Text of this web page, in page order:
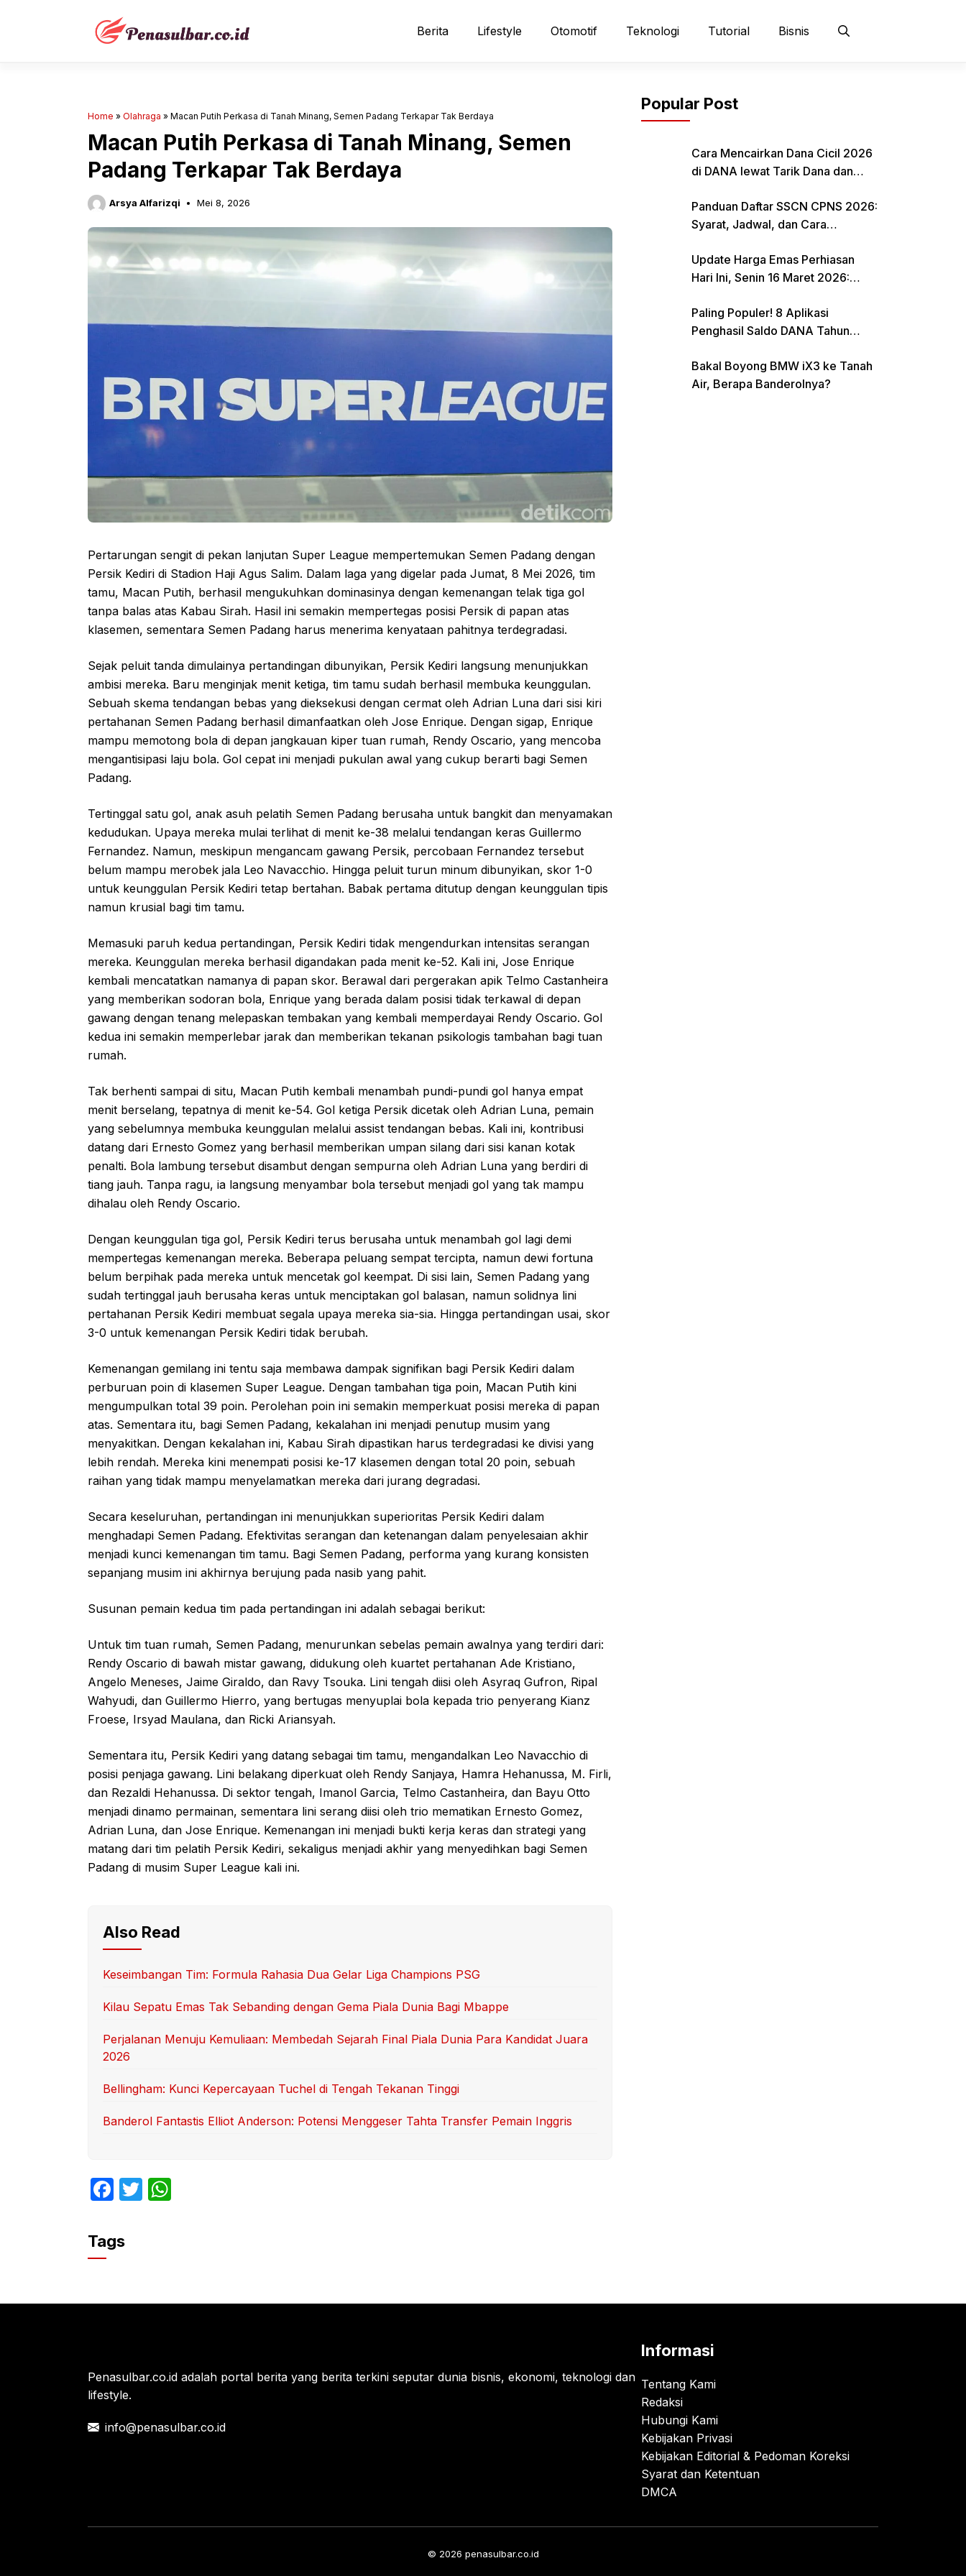
Berita Lifestyle Otomotif Teknologi Tutorial Bisnis
Home » Olahraga » Macan Putih Perkasa di Tanah Minang, Semen Padang Terkapar Tak Berdaya
Macan Putih Perkasa di Tanah Minang, Semen
Padang Terkapar Tak Berdaya
Arsya Alfarizqi Mei 8, 2026
Pertarungan sengit di pekan lanjutan Super League mempertemukan Semen Padang dengan
Persik Kediri di Stadion Haji Agus Salim. Dalam laga yang digelar pada Jumat, 8 Mei 2026, tim
tamu, Macan Putih, berhasil mengukuhkan dominasinya dengan kemenangan telak tiga gol
tanpa balas atas Kabau Sirah. Hasil ini semakin mempertegas posisi Persik di papan atas
klasemen, sementara Semen Padang harus menerima kenyataan pahitnya terdegradasi.
Sejak peluit tanda dimulainya pertandingan dibunyikan, Persik Kediri langsung menunjukkan
ambisi mereka. Baru menginjak menit ketiga, tim tamu sudah berhasil membuka keunggulan.
Sebuah skema tendangan bebas yang dieksekusi dengan cermat oleh Adrian Luna dari sisi kiri
pertahanan Semen Padang berhasil dimanfaatkan oleh Jose Enrique. Dengan sigap, Enrique
mampu memotong bola di depan jangkauan kiper tuan rumah, Rendy Oscario, yang mencoba
mengantisipasi laju bola. Gol cepat ini menjadi pukulan awal yang cukup berarti bagi Semen
Padang.
Tertinggal satu gol, anak asuh pelatih Semen Padang berusaha untuk bangkit dan menyamakan
kedudukan. Upaya mereka mulai terlihat di menit ke-38 melalui tendangan keras Guillermo
Fernandez. Namun, meskipun mengancam gawang Persik, percobaan Fernandez tersebut
belum mampu merobek jala Leo Navacchio. Hingga peluit turun minum dibunyikan, skor 1-0
untuk keunggulan Persik Kediri tetap bertahan. Babak pertama ditutup dengan keunggulan tipis
namun krusial bagi tim tamu.
Memasuki paruh kedua pertandingan, Persik Kediri tidak mengendurkan intensitas serangan
mereka. Keunggulan mereka berhasil digandakan pada menit ke-52. Kali ini, Jose Enrique
kembali mencatatkan namanya di papan skor. Berawal dari pergerakan apik Telmo Castanheira
yang memberikan sodoran bola, Enrique yang berada dalam posisi tidak terkawal di depan
gawang dengan tenang melepaskan tembakan yang kembali memperdayai Rendy Oscario. Gol
kedua ini semakin memperlebar jarak dan memberikan tekanan psikologis tambahan bagi tuan
rumah.
Tak berhenti sampai di situ, Macan Putih kembali menambah pundi-pundi gol hanya empat
menit berselang, tepatnya di menit ke-54. Gol ketiga Persik dicetak oleh Adrian Luna, pemain
yang sebelumnya membuka keunggulan melalui assist tendangan bebas. Kali ini, kontribusi
datang dari Ernesto Gomez yang berhasil memberikan umpan silang dari sisi kanan kotak
penalti. Bola lambung tersebut disambut dengan sempurna oleh Adrian Luna yang berdiri di
tiang jauh. Tanpa ragu, ia langsung menyambar bola tersebut menjadi gol yang tak mampu
dihalau oleh Rendy Oscario.
Dengan keunggulan tiga gol, Persik Kediri terus berusaha untuk menambah gol lagi demi
mempertegas kemenangan mereka. Beberapa peluang sempat tercipta, namun dewi fortuna
belum berpihak pada mereka untuk mencetak gol keempat. Di sisi lain, Semen Padang yang
sudah tertinggal jauh berusaha keras untuk menciptakan gol balasan, namun solidnya lini
pertahanan Persik Kediri membuat segala upaya mereka sia-sia. Hingga pertandingan usai, skor
3-0 untuk kemenangan Persik Kediri tidak berubah.
Kemenangan gemilang ini tentu saja membawa dampak signifikan bagi Persik Kediri dalam
perburuan poin di klasemen Super League. Dengan tambahan tiga poin, Macan Putih kini
mengumpulkan total 39 poin. Perolehan poin ini semakin memperkuat posisi mereka di papan
atas. Sementara itu, bagi Semen Padang, kekalahan ini menjadi penutup musim yang
menyakitkan. Dengan kekalahan ini, Kabau Sirah dipastikan harus terdegradasi ke divisi yang
lebih rendah. Mereka kini menempati posisi ke-17 klasemen dengan total 20 poin, sebuah
raihan yang tidak mampu menyelamatkan mereka dari jurang degradasi.
Secara keseluruhan, pertandingan ini menunjukkan superioritas Persik Kediri dalam
menghadapi Semen Padang. Efektivitas serangan dan ketenangan dalam penyelesaian akhir
menjadi kunci kemenangan tim tamu. Bagi Semen Padang, performa yang kurang konsisten
sepanjang musim ini akhirnya berujung pada nasib yang pahit.
Susunan pemain kedua tim pada pertandingan ini adalah sebagai berikut:
Untuk tim tuan rumah, Semen Padang, menurunkan sebelas pemain awalnya yang terdiri dari:
Rendy Oscario di bawah mistar gawang, didukung oleh kuartet pertahanan Ade Kristiano,
Angelo Meneses, Jaime Giraldo, dan Ravy Tsouka. Lini tengah diisi oleh Asyraq Gufron, Ripal
Wahyudi, dan Guillermo Hierro, yang bertugas menyuplai bola kepada trio penyerang Kianz
Froese, Irsyad Maulana, dan Ricki Ariansyah.
Sementara itu, Persik Kediri yang datang sebagai tim tamu, mengandalkan Leo Navacchio di
posisi penjaga gawang. Lini belakang diperkuat oleh Rendy Sanjaya, Hamra Hehanussa, M. Firli,
dan Rezaldi Hehanussa. Di sektor tengah, Imanol Garcia, Telmo Castanheira, dan Bayu Otto
menjadi dinamo permainan, sementara lini serang diisi oleh trio mematikan Ernesto Gomez,
Adrian Luna, dan Jose Enrique. Kemenangan ini menjadi bukti kerja keras dan strategi yang
matang dari tim pelatih Persik Kediri, sekaligus menjadi akhir yang menyedihkan bagi Semen
Padang di musim Super League kali ini.
Also Read
Keseimbangan Tim: Formula Rahasia Dua Gelar Liga Champions PSG
Kilau Sepatu Emas Tak Sebanding dengan Gema Piala Dunia Bagi Mbappe
Perjalanan Menuju Kemuliaan: Membedah Sejarah Final Piala Dunia Para Kandidat Juara
2026
Bellingham: Kunci Kepercayaan Tuchel di Tengah Tekanan Tinggi
Banderol Fantastis Elliot Anderson: Potensi Menggeser Tahta Transfer Pemain Inggris
F
c
e
o
T
p
Tags
Popular Post
Cara Mencairkan Dana Cicil 2026
di DANA lewat Tarik Dana dan
Panduan Daftar SSCN CPNS 2026:
Syarat, Jadwal, dan Cara
Update Harga Emas Perhiasan
Hari Ini, Senin 16 Maret 2026:
Paling Populer! 8 Aplikasi
Penghasil Saldo DANA Tahun
Bakal Boyong BMW iX3 ke Tanah
Air, Berapa Banderolnya?
Penasulbar.co.id adalah portal berita yang berita terkini seputar dunia bisnis, ekonomi, teknologi dan
lifestyle.
info@penasulbar.co.id
Informasi
Tentang Kami
Redaksi
Hubungi Kami
Kebijakan Privasi
Kebijakan Editorial & Pedoman Koreksi
Syarat dan Ketentuan
DMCA
© 2026 penasulbar.co.id